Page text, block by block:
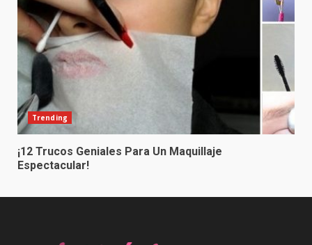
Trending
¡12 Trucos Geniales Para Un Maquillaje
Espectacular!